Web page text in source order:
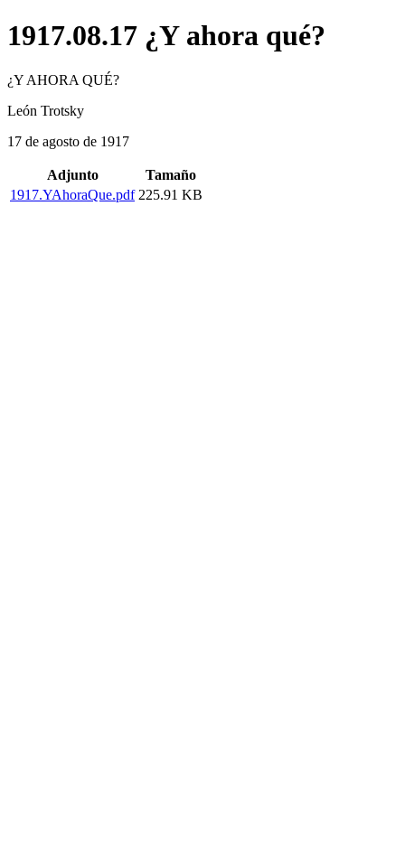
1917.08.17 ¿Y ahora qué?
¿Y AHORA QUÉ?
León Trotsky
17 de agosto de 1917
Adjunto
Tamaño
1917.YAhoraQue.pdf 225.91 KB